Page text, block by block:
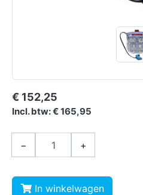
€ 152,25
Incl. btw: € 165,95
− +
In winkelwagen